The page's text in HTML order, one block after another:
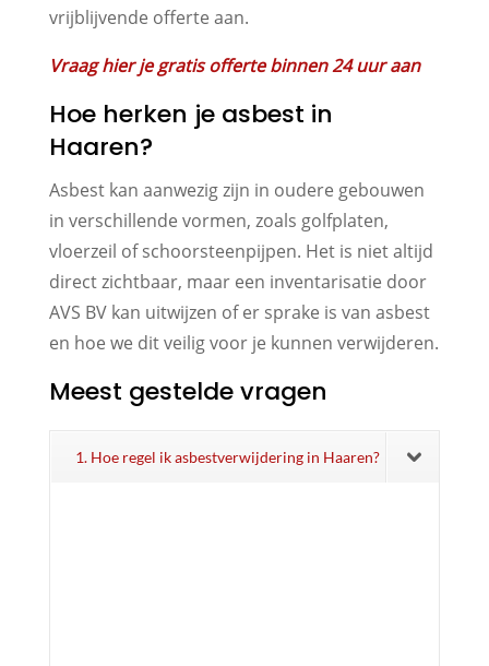
vrijblijvende offerte aan.
Vraag hier je gratis offerte binnen 24 uur aan
Hoe herken je asbest in
Haaren?
Asbest kan aanwezig zijn in oudere gebouwen
in verschillende vormen, zoals golfplaten,
vloerzeil of schoorsteenpijpen. Het is niet altijd
direct zichtbaar, maar een inventarisatie door
AVS BV kan uitwijzen of er sprake is van asbest
en hoe we dit veilig voor je kunnen verwijderen.
Meest gestelde vragen
1. Hoe regel ik asbestverwijdering in Haaren?